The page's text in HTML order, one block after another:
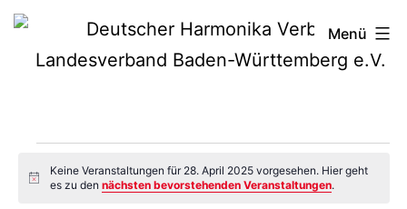
Zum
Deutscher
Harmonika-
Menü
Hinweis
Keine Veranstaltungen für 28. April 2025 vorgesehen. Hier geht
es zu dennächsten bevorstehenden Veranstaltungen.